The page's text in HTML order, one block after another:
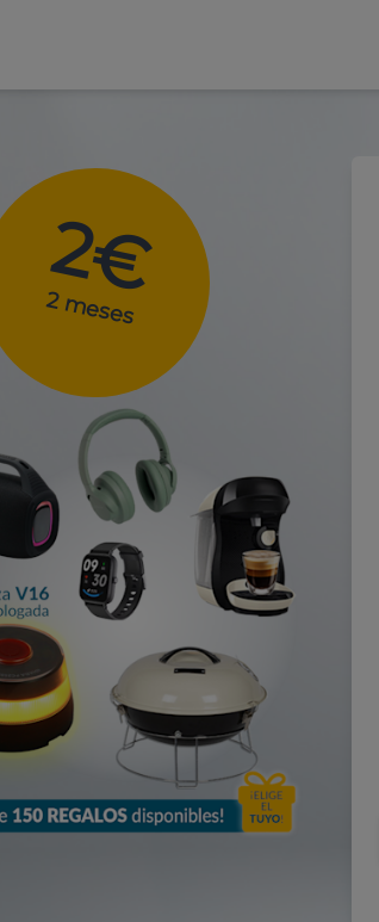
2€
2 meses